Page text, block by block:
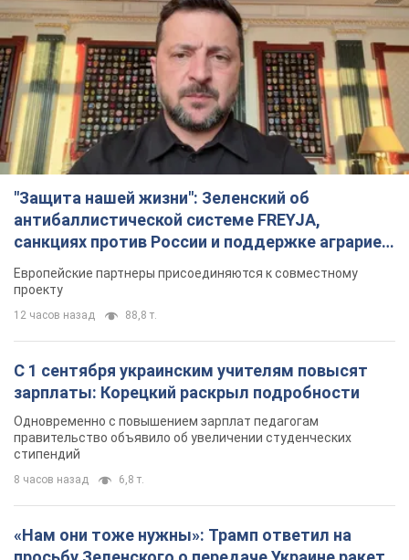
"Защита нашей жизни": Зеленский об
антибаллистической системе FREYJA,
санкциях против России и поддержке аграриев.
Видео
Европейские партнеры присоединяются к совместному
проекту
12 часов назад 88,8 т.
С 1 сентября украинским учителям повысят
зарплаты: Корецкий раскрыл подробности
Одновременно с повышением зарплат педагогам
правительство объявило об увеличении студенческих
стипендий
8 часов назад 6,8 т.
«Нам они тоже нужны»: Трамп ответил на